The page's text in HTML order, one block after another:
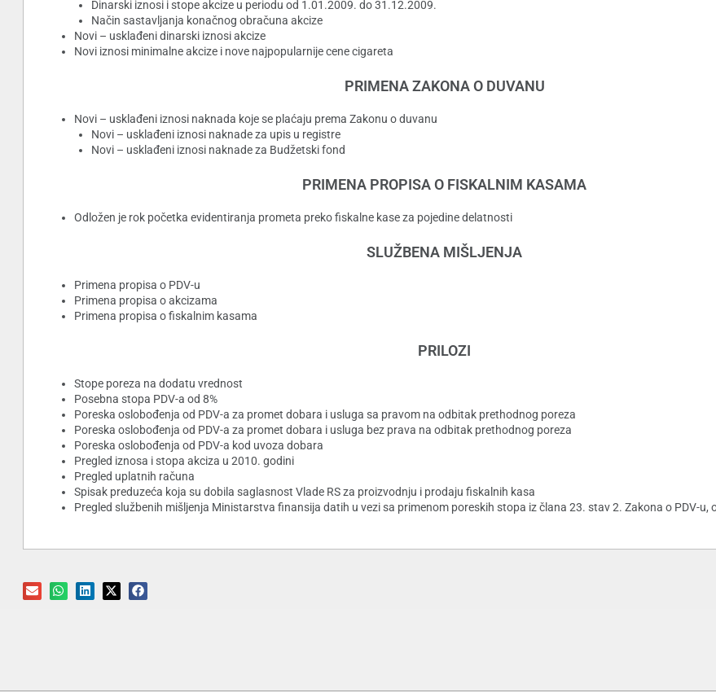
Dinarski iznosi i stope akcize u periodu od 1.01.2009. do 31.12.2009.
Način sastavljanja konačnog obračuna akcize
Novi – usklađeni dinarski iznosi akcize
Novi iznosi minimalne akcize i nove najpopularnije cene cigareta
PRIMENA ZAKONA O DUVANU
Novi – usklađeni iznosi naknada koje se plaćaju prema Zakonu o duvanu
Novi – usklađeni iznosi naknade za upis u registre
Novi – usklađeni iznosi naknade za Budžetski fond
PRIMENA PROPISA O FISKALNIM KASAMA
Odložen je rok početka evidentiranja prometa preko fiskalne kase za pojedine delatnosti
SLUŽBENA MIŠLJENJA
Primena propisa o PDV-u
Primena propisa o akcizama
Primena propisa o fiskalnim kasama
PRILOZI
Stope poreza na dodatu vrednost
Posebna stopa PDV-a od 8%
Poreska oslobođenja od PDV-a za promet dobara i usluga sa pravom na odbitak prethodnog poreza
Poreska oslobođenja od PDV-a za promet dobara i usluga bez prava na odbitak prethodnog poreza
Poreska oslobođenja od PDV-a kod uvoza dobara
Pregled iznosa i stopa akciza u 2010. godini
Pregled uplatnih računa
Spisak preduzeća koja su dobila saglasnost Vlade RS za proizvodnju i prodaju fiskalnih kasa
Pregled službenih mišljenja Ministarstva finansija datih u vezi sa primenom poreskih stopa iz člana 23. stav 2. Zakona o PDV-u,